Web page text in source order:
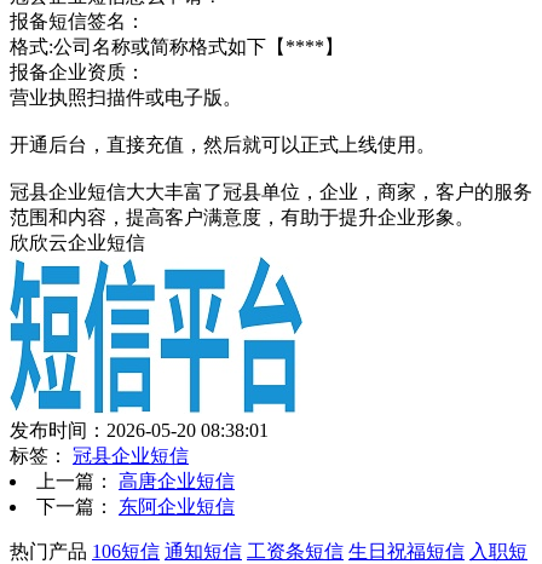
报备短信签名：
格式:公司名称或简称格式如下【****】
报备企业资质：
营业执照扫描件或电子版。
开通后台，直接充值，然后就可以正式上线使用。
冠县企业短信大大丰富了冠县单位，企业，商家，客户的服务
范围和内容，提高客户满意度，有助于提升企业形象。
欣欣云企业短信
发布时间：2026-05-20 08:38:01
标签： 冠县企业短信
上一篇： 高唐企业短信
下一篇： 东阿企业短信
热门产品 106短信 通知短信 工资条短信 生日祝福短信 入职短